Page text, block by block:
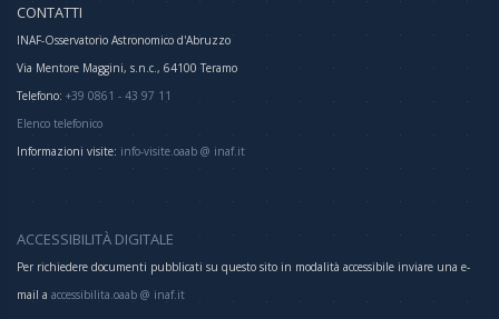
CONTATTI
INAF-Osservatorio Astronomico d'Abruzzo
Via Mentore Maggini, s.n.c., 64100 Teramo
Telefono: +39 0861 - 43 97 11
Elenco telefonico
Informazioni visite: info-visite.oaab @ inaf.it
ACCESSIBILITÀ DIGITALE
Per richiedere documenti pubblicati su questo sito in modalità accessibile inviare una e-
mail a accessibilita.oaab @ inaf.it